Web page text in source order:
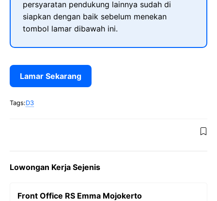
persyaratan pendukung lainnya sudah di
siapkan dengan baik sebelum menekan
tombol lamar dibawah ini.
Lamar Sekarang
Tags:D3
Lowongan Kerja Sejenis
Front Office RS Emma Mojokerto